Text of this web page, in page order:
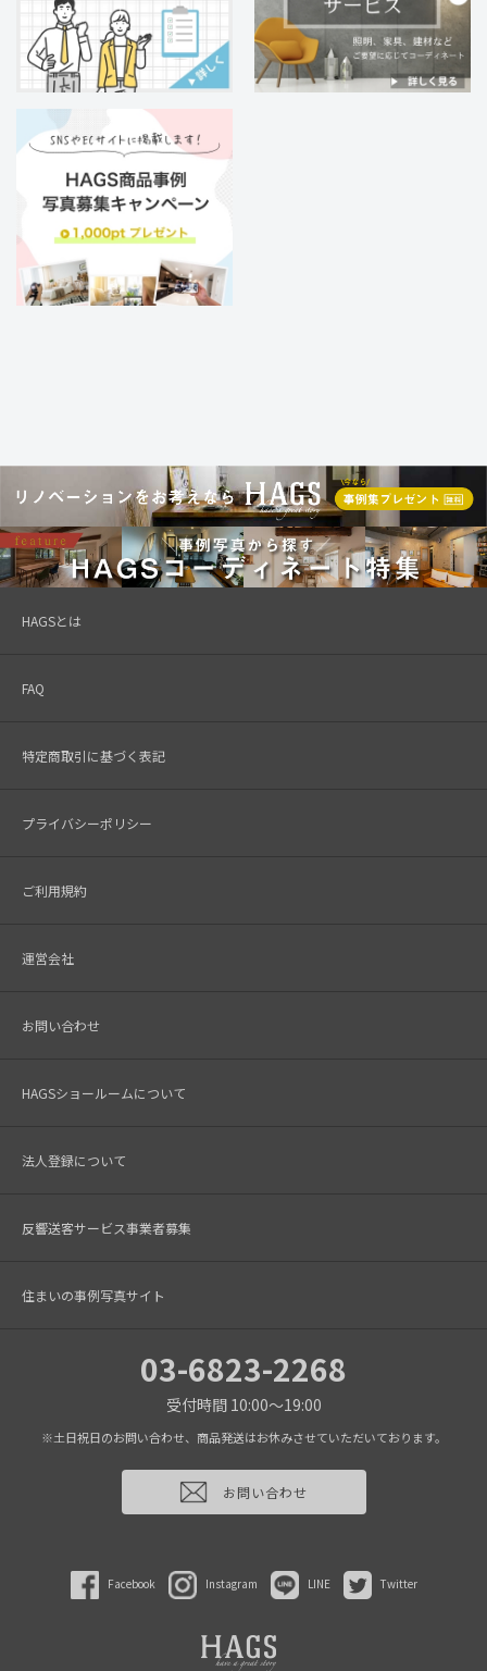
HAGSとは
FAQ
特定商取引に基づく表記
プライバシーポリシー
ご利用規約
運営会社
お問い合わせ
HAGSショールームについて
法人登録について
反響送客サービス事業者募集
住まいの事例写真サイト
03-6823-2268
受付時間 10:00～19:00
※土日祝日のお問い合わせ、商品発送はお休みさせていただいております。
お問い合わせ
Facebook Instagram LINE Twitter